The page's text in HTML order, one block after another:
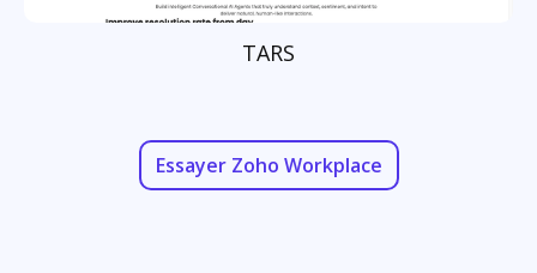
TARS
Essayer Zoho Workplace